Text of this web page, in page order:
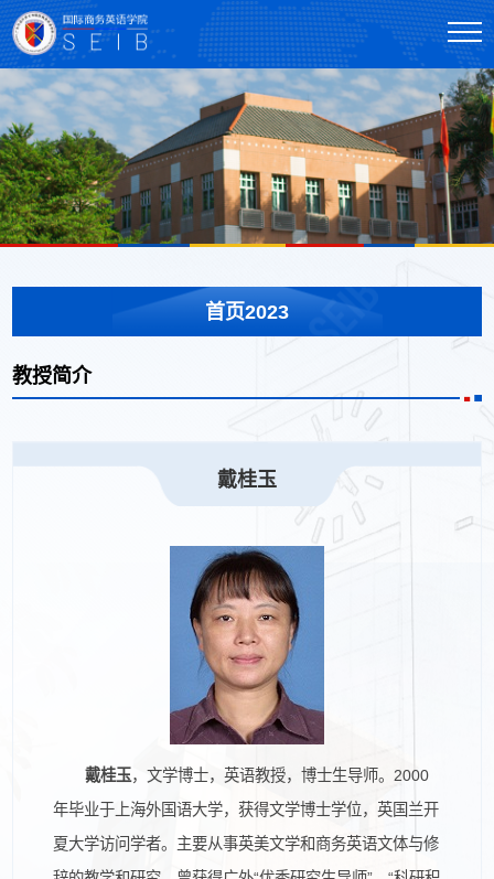
首页2023
教授简介
戴桂玉
戴桂玉，文学博士，英语教授，博士生导师。2000
年毕业于上海外国语大学，获得文学博士学位，英国兰开
夏大学访问学者。主要从事英美文学和商务英语文体与修